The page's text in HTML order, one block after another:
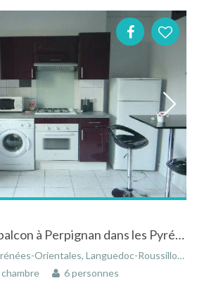
Appartement avec balcon à Perpignan dans les Pyrénées-Orientales dans le Languedoc-Roussillon
Orientales, Languedoc-Roussillon, Occitanie, France
chambre 6 personnes